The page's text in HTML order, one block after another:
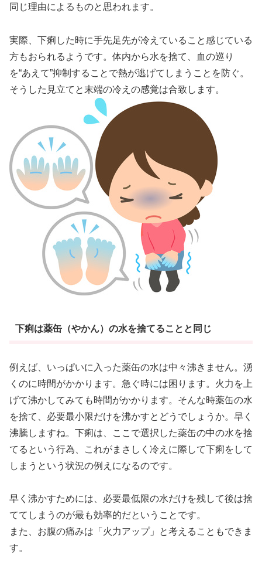
同じ理由によるものと思われます。
実際、下痢した時に手先足先が冷えていること感じている
方もおられるようです。体内から水を捨て、血の巡り
を“あえて”抑制することで熱が逃げてしまうことを防ぐ。
そうした見立てと末端の冷えの感覚は合致します。
下痢は薬缶（やかん）の水を捨てることと同じ
例えば、いっぱいに入った薬缶の水は中々沸きません。湧
くのに時間がかかります。急ぐ時には困ります。火力を上
げて沸かしてみても時間がかかります。そんな時薬缶の水
を捨て、必要最小限だけを沸かすとどうでしょうか。早く
沸騰しますね。下痢は、ここで選択した薬缶の中の水を捨
てるという行為、これがまさしく冷えに際して下痢をして
しまうという状況の例えになるのです。
早く沸かすためには、必要最低限の水だけを残して後は捨
ててしまうのが最も効率的だということです。
また、お腹の痛みは「火力アップ」と考えることもできま
す。